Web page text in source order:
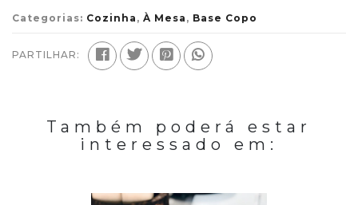
Categorias: Cozinha , À Mesa , Base Copo
PARTILHAR:
Também poderá estar
interessado em: